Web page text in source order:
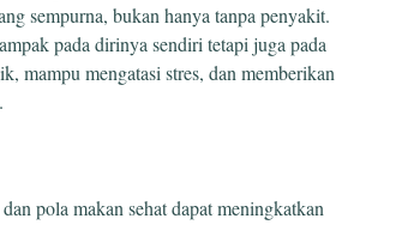
sempurna, bukan hanya tanpa penyakit.
pada dirinya sendiri tetapi juga pada
mampu mengatasi stres, dan memberikan
pola makan sehat dapat meningkatkan